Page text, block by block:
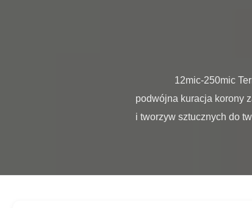
podwójna kuracja korony
i tworzyw sztucznych do